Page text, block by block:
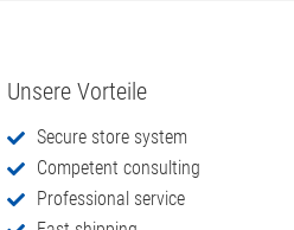
Unsere Vorteile
Secure store system
Competent consulting
Professional service